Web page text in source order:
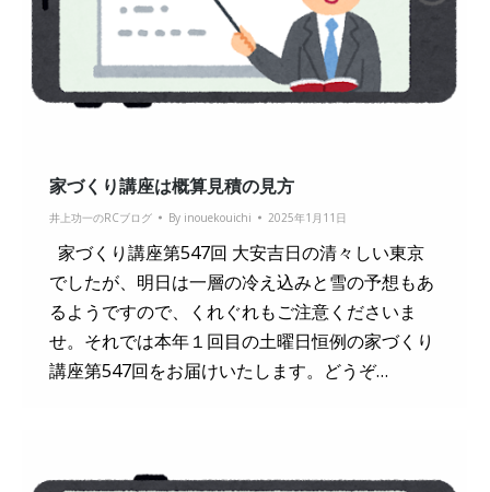
家づくり講座は概算見積の見方
井上功一のRCブログ By inouekouichi 2025年1月11日
家づくり講座第547回 大安吉日の清々しい東京
でしたが、明日は一層の冷え込みと雪の予想もあ
るようですので、くれぐれもご注意くださいま
せ。それでは本年１回目の土曜日恒例の家づくり
講座第547回をお届けいたします。どうぞ…